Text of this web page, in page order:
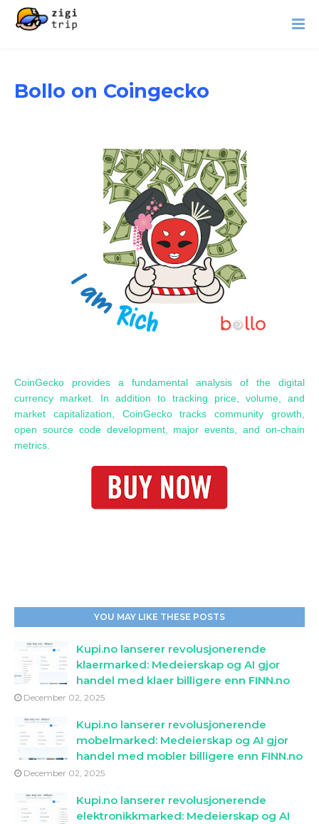
Bollo on Coingecko
CoinGecko provides a fundamental analysis of the digital
currency market. In addition to tracking price, volume, and
market capitalization, CoinGecko tracks community growth,
open source code development, major events, and on-chain
metrics.
YOU MAY LIKE THESE POSTS
Kupi.no lanserer revolusjonerende
klaermarked: Medeierskap og AI gjor
handel med klaer billigere enn FINN.no
December 02, 2025
Kupi.no lanserer revolusjonerende
mobelmarked: Medeierskap og AI gjor
handel med mobler billigere enn FINN.no
December 02, 2025
Kupi.no lanserer revolusjonerende
elektronikkmarked: Medeierskap og AI